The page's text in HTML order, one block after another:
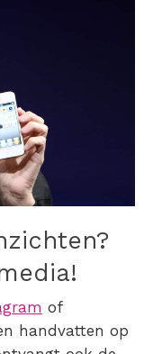
of
handvatten op